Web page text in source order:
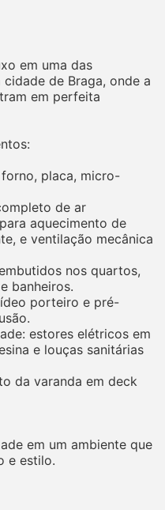
em uma das
de Braga, onde a
em perfeita
placa, micro-
de ar
aquecimento de
e ventilação mecânica
nos quartos,
banheiros.
porteiro e pré-
estores elétricos em
e louças sanitárias
da varanda em deck
em um ambiente que
e estilo.